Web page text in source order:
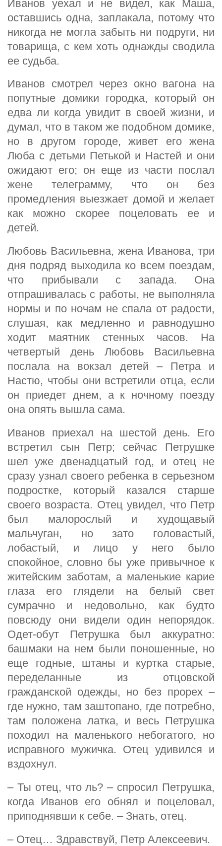
Иванов уехал и не видел, как Маша,
оставшись одна, заплакала, потому что
никогда не могла забыть ни подруги, ни
товарища, с кем хоть однажды сводила
ее судьба.
Иванов смотрел через окно вагона на
попутные домики городка, который он
едва ли когда увидит в своей жизни, и
думал, что в таком же подобном домике,
но в другом городе, живет его жена
Люба с детьми Петькой и Настей и они
ожидают его; он еще из части послал
жене телеграмму, что он без
промедления выезжает домой и желает
как можно скорее поцеловать ее и
детей.
Любовь Васильевна, жена Иванова, три
дня подряд выходила ко всем поездам,
что прибывали с запада. Она
отпрашивалась с работы, не выполняла
нормы и по ночам не спала от радости,
слушая, как медленно и равнодушно
ходит маятник стенных часов. На
четвертый день Любовь Васильевна
послала на вокзал детей – Петра и
Настю, чтобы они встретили отца, если
он приедет днем, а к ночному поезду
она опять вышла сама.
Иванов приехал на шестой день. Его
встретил сын Петр; сейчас Петрушке
шел уже двенадцатый год, и отец не
сразу узнал своего ребенка в серьезном
подростке, который казался старше
своего возраста. Отец увидел, что Петр
был малорослый и худощавый
мальчуган, но зато головастый,
лобастый, и лицо у него было
спокойное, словно бы уже привычное к
житейским заботам, а маленькие карие
глаза его глядели на белый свет
сумрачно и недовольно, как будто
повсюду они видели один непорядок.
Одет-обут Петрушка был аккуратно:
башмаки на нем были поношенные, но
еще годные, штаны и куртка старые,
переделанные из отцовской
гражданской одежды, но без прорех –
где нужно, там заштопано, где потребно,
там положена латка, и весь Петрушка
походил на маленького небогатого, но
исправного мужичка. Отец удивился и
вздохнул.
– Ты отец, что ль? – спросил Петрушка,
когда Иванов его обнял и поцеловал,
приподнявши к себе. – Знать, отец.
– Отец… Здравствуй, Петр Алексеевич.